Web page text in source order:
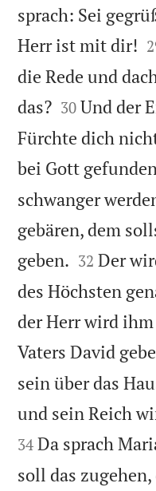
sprach: Sei
Herr ist mit dir! 
die Rede und
das?
30 Und der
Fürchte dich
bei Gott
schwanger
gebären, dem
geben. 

32 Der
des Höchsten
der Herr wird
Vaters David
sein über das
und sein Reich
34 Da sprach
soll das